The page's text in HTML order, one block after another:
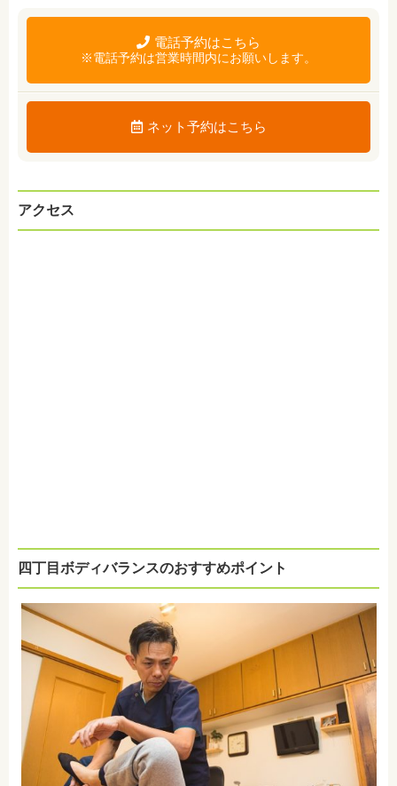
電話予約はこちら
※電話予約は営業時間内にお願いします。
ネット予約はこちら
アクセス
四丁目ボディバランスのおすすめポイント